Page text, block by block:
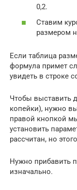
0,2.
Ставим
размером
Если таблица
формула примет
увидеть в строке
Чтобы выставить
копейки), нужно
правой кнопкой
установить
рассчитан, но
Нужно прибавить
изначально.